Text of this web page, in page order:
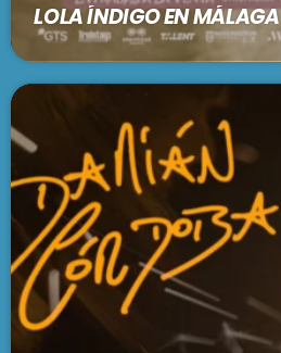
LOLA ÍNDIGO EN MÁLAGA